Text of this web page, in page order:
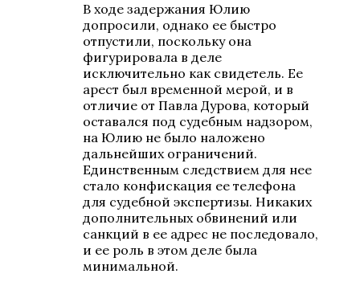
В ходе задержания Юлию
допросили, однако ее быстро
отпустили, поскольку она
фигурировала в деле
исключительно как свидетель. Ее
арест был временной мерой, и в
отличие от Павла Дурова, который
оставался под судебным надзором,
на Юлию не было наложено
дальнейших ограничений.
Единственным следствием для нее
стало конфискация ее телефона
для судебной экспертизы. Никаких
дополнительных обвинений или
санкций в ее адрес не последовало,
и ее роль в этом деле была
минимальной.